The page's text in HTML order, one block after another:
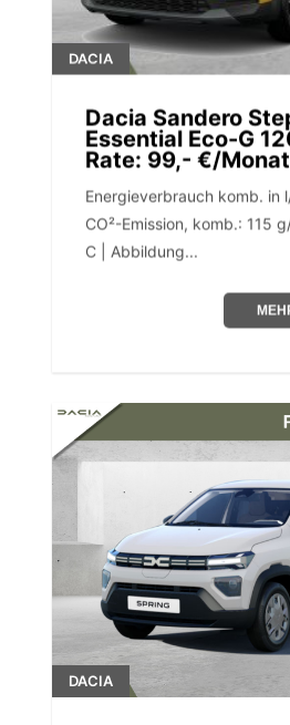
DACIA
Dacia Sandero
Essential Eco-G
Rate: 99,- €/Monat
Energieverbrauch komb. in
CO²-Emission, komb.: 115
C | Abbildung...
DACIA